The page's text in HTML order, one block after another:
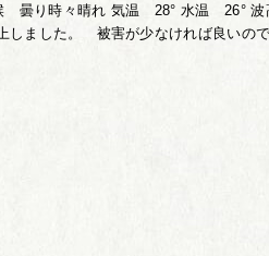
曇り時々晴れ 気温 28° 水温 26°
しました。 被害が少なければ良いの